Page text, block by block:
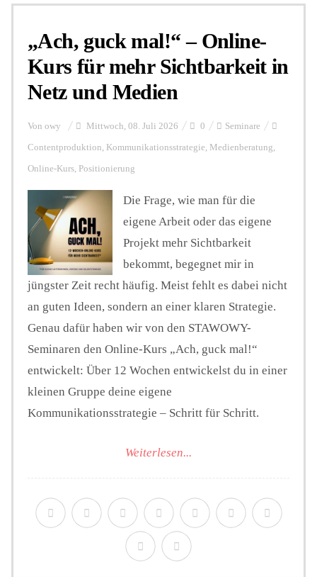
Personalien
Hintergrund
FUNKTURM-Beiträge
Podcast
Seminare
Unterstützen
„Ach, guck mal!“ – Online-
Kurs für mehr Sichtbarkeit in
Netz und Medien
Von owy Mittwoch, 08. Juli 2026 0 Seminare
Contentproduktion, Kommunikationsstrategie, Medienberatung,
Online-Kurs, Positionierung
Die Frage, wie man für die
eigene Arbeit oder das eigene
Projekt mehr Sichtbarkeit
bekommt, begegnet mir in
jüngster Zeit recht häufig. Meist fehlt es dabei nicht
an guten Ideen, sondern an einer klaren Strategie.
Genau dafür haben wir von den STAWOWY-
Seminaren den Online-Kurs „Ach, guck mal!“
entwickelt: Über 12 Wochen entwickelst du in einer
kleinen Gruppe deine eigene
Kommunikationsstrategie – Schritt für Schritt.
Weiterlesen...